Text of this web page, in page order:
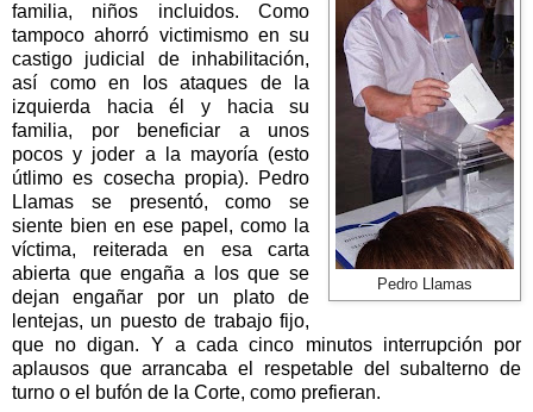
Pedro Llamas
familia, niños incluidos. Como
tampoco ahorró victimismo en su
castigo judicial de inhabilitación,
así como en los ataques de la
izquierda hacia él y hacia su
familia, por beneficiar a unos
pocos y joder a la mayoría (esto
útlimo es cosecha propia). Pedro
Llamas se presentó, como se
siente bien en ese papel, como la
víctima, reiterada en esa carta
abierta que engaña a los que se
dejan engañar por un plato de
lentejas, un puesto de trabajo fijo,
que no digan. Y a cada cinco minutos interrupción por
aplausos que arrancaba el respetable del subalterno de
turno o el bufón de la Corte, como prefieran.